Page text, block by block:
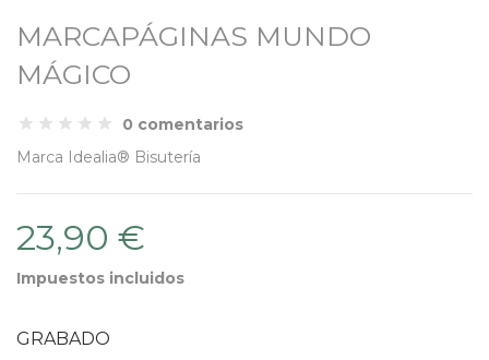
MARCAPÁGINAS MUNDO
MÁGICO
0 comentarios
Marca Idealia® Bisutería
23,90 €
Impuestos incluidos
GRABADO